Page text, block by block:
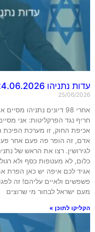
24.06.2026 – יום עדות מס' 98 (אחרון)
25/06/
את עדותו
החוק, זו מערכת הפיכת
זה הופר פה פעם אחר פעם.
רצו את הראש של נתניהו,
לא מעטפות כסף ולא
לכם איפה יש כאן הפרת
ולאיים עליהם! זה לפגוע
ישראל לבחור מי שרוצים
לתוכן »